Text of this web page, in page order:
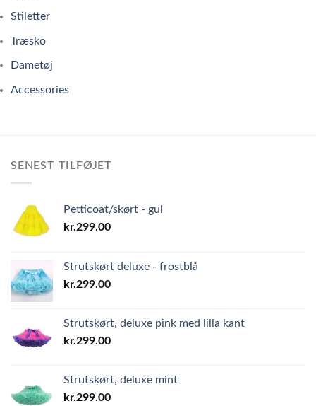
Stiletter
Træsko
Dametøj
Accessories
SENEST TILFØJET
Petticoat/skørt - gul
kr.299.00
Strutskørt deluxe - frostblå
kr.299.00
Strutskørt, deluxe pink med lilla kant
kr.299.00
Strutskørt, deluxe mint
kr.299.00